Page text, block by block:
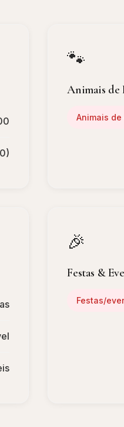
🐾
Animais de
Animais
🎉
Festas &
Festas/